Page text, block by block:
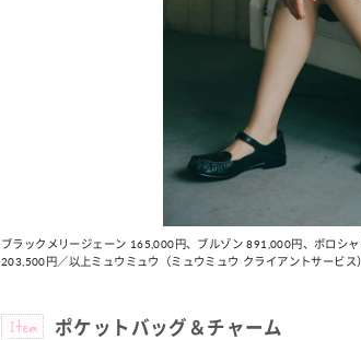
ブラックメリージェーン 165,000円、ブルゾン 891,000円、ポロシ
203,500円／以上ミュウミュウ（ミュウミュウ クライアントサービス
Item ポケットバッグ＆チャーム